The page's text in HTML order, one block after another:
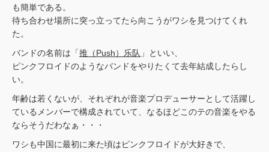
も簡単である。
待ち合わせ場所に突っ立ってたら向こうがワシを見つけてくれ
た。
バンドの名前は「推（Push）乐队 」といい、
ピンクフロイドのようなバンドをやりたくて去年結成したらし
い。
年齢は若くないが、それぞれが音楽プロデューサーとして活躍し
ているメンバーで構成されていて、なるほどこのテの音楽をやる
ならそうだわなぁ・・・
ワシも中国に最初に来た頃はピンクフロイドが大好きで、